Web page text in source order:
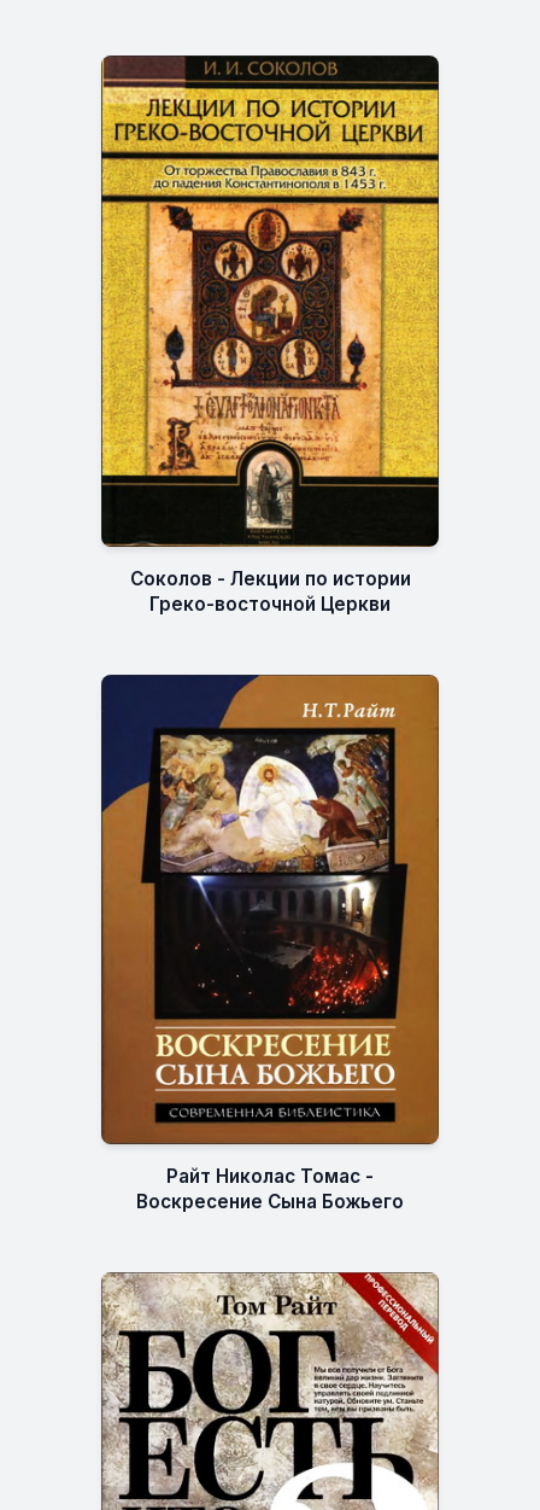
Соколов - Лекции по истории
Греко-восточной Церкви
Райт Николас Томас -
Воскресение Сына Божьего